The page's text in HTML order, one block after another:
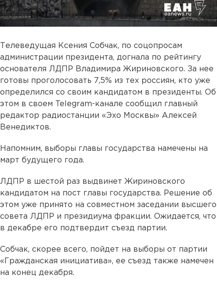
Телеведущая Ксения Собчак, по соцопросам
администрации президента, догнала по рейтингу
основателя ЛДПР Владимира Жириновского. За нее
готовы проголосовать 7,5% из тех россиян, кто уже
определился со своим кандидатом в президенты. Об
этом в своем Telegram-канале сообщил главный
редактор радиостанции «Эхо Москвы» Алексей
Венедиктов.
Напомним, выборы главы государства намечены на
март будущего года.
ЛДПР в шестой раз выдвинет Жириновского
кандидатом на пост главы государства. Решение об
этом уже принято на совместном заседании высшего
совета ЛДПР и президиума фракции. Ожидается, что
в декабре его подтвердит съезд партии.
Собчак, скорее всего, пойдет на выборы от партии
«Гражданская инициатива», ее съезд также намечен
на конец декабря.